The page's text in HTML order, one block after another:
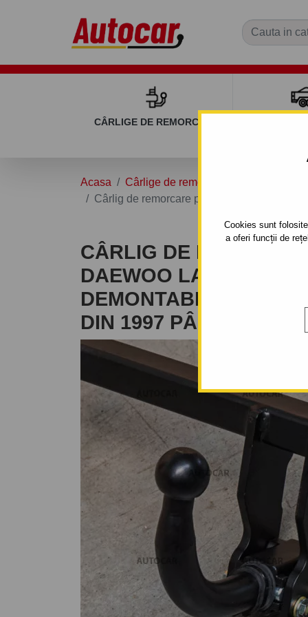
Cookies sunt
a oferi funcții de
CÂRLIGE DE REMORCARE
Acasa Cârlige de remorcare
Cârlig de remorcare pentru DAEWOO
CÂRLIG DE
DAEWOO LANOS -
DEMONTABIL
DIN 1997 PÂNĂ 2003